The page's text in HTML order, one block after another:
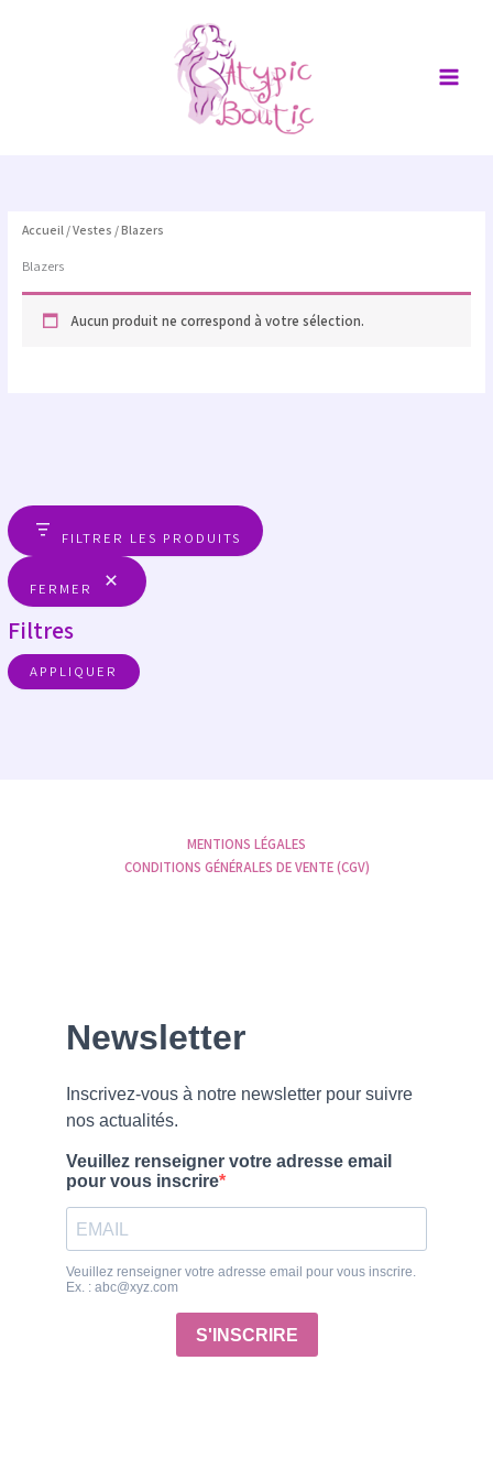
FILTRER LES PRODUITS
FERMER
Filtres
APPLIQUER
Accueil/Vestes / Blazers
Blazers
Aucun produit ne correspond à votre sélection.
MENTIONS LÉGALES
CONDITIONS GÉNÉRALES DE VENTE (CGV)